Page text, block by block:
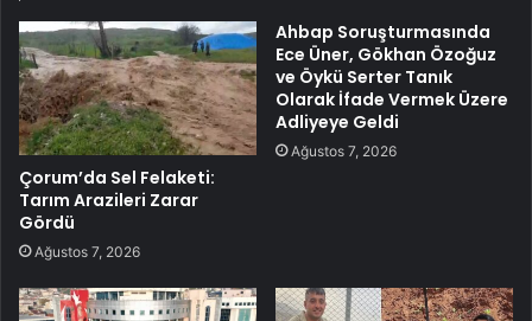
Çorum’da Sel Felaketi:
Tarım Arazileri Zarar
Gördü
Ağustos 7, 2026
Ahbap Soruşturmasında
Ece Üner, Gökhan Özoğuz
ve Öykü Serter Tanık
Olarak İfade Vermek Üzere
Adliyeye Geldi
Ağustos 7, 2026